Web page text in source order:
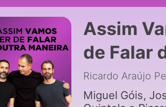
Assim
de Falar
Maneira
Miguel Góis,